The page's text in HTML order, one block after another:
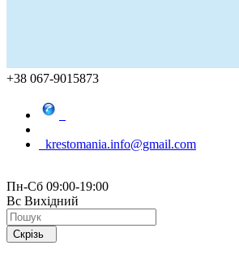
+38 067-9015873
krestomania.info@gmail.com
Пн-Сб 09:00-19:00
Вс Вихідний
Скрізь